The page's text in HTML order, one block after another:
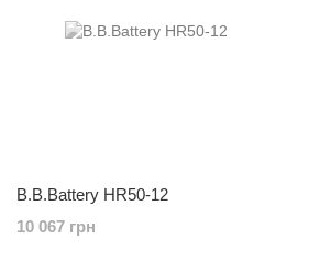
B.B.Battery HR50-12
10 067 грн